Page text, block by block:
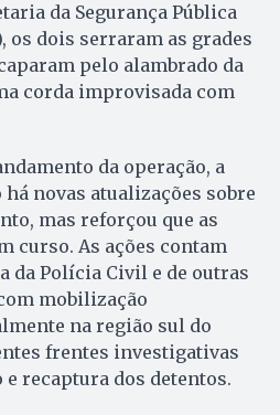
da Segurança Pública
os dois serraram as grades
pelo alambrado da
corda improvisada com
da operação, a
há novas atualizações sobre
mas reforçou que as
curso. As ações contam
da Polícia Civil e de outras
mobilização
na região sul do
frentes investigativas
recaptura dos detentos.